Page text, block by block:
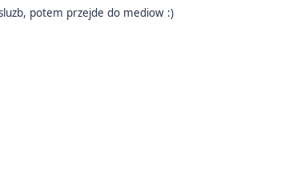
potem przejde do mediow :)